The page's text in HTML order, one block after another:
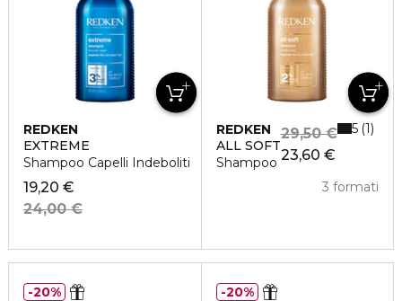
REDKEN
EXTREME
Shampoo Capelli Indeboliti
19,20 €
24,00 €
REDKEN
ALL SOFT
Shampoo 23,60 €
29,50 €
3 formati
5 1
20% 20%